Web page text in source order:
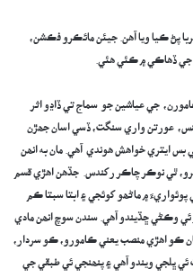
پڻ ڪيا ويا آھن. جيئن مائڪرو فڪشن،
جي ڏھاڪي ۾ ڪئي ھئي.
جي عياشين جو سماج تي ڏاڍو اثر
عورتن واري سنگت، ڏسي اسان جھڙن
ايتري خواھش ھوندي آھي. مان به انھن
ٿي نوڪر چاڪر رکندس. جڏھن اھڙي قسم
۾ ماڻھو کوئجي ۽ ابتا سبتا ڪم
ڇڏيندو آھي. سندن سوچ انھن مادي
ڪو اھڙي منصب يعني ڪامورو، ڪو سردار،
ئي ڀلجي ويندو آھي ۽ پنھنجي ئي طبقي جي